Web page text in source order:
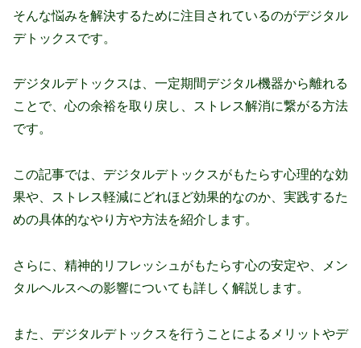
そんな悩みを解決するために注目されているのがデジタル
デトックスです。
デジタルデトックスは、一定期間デジタル機器から離れる
ことで、心の余裕を取り戻し、ストレス解消に繋がる方法
です。
この記事では、デジタルデトックスがもたらす心理的な効
果や、ストレス軽減にどれほど効果的なのか、実践するた
めの具体的なやり方や方法を紹介します。
さらに、精神的リフレッシュがもたらす心の安定や、メン
タルヘルスへの影響についても詳しく解説します。
また、デジタルデトックスを行うことによるメリットやデ